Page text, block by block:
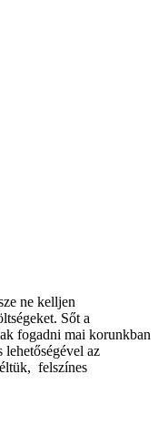
ne kelljen
Sőt a
fogadni mai korunkban
az
felszínes